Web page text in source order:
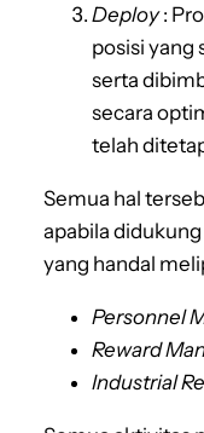
Deploy:
posisi yang
serta
secara
telah
Semua hal
apabila
yang handal
Personnel
Reward
Industrial